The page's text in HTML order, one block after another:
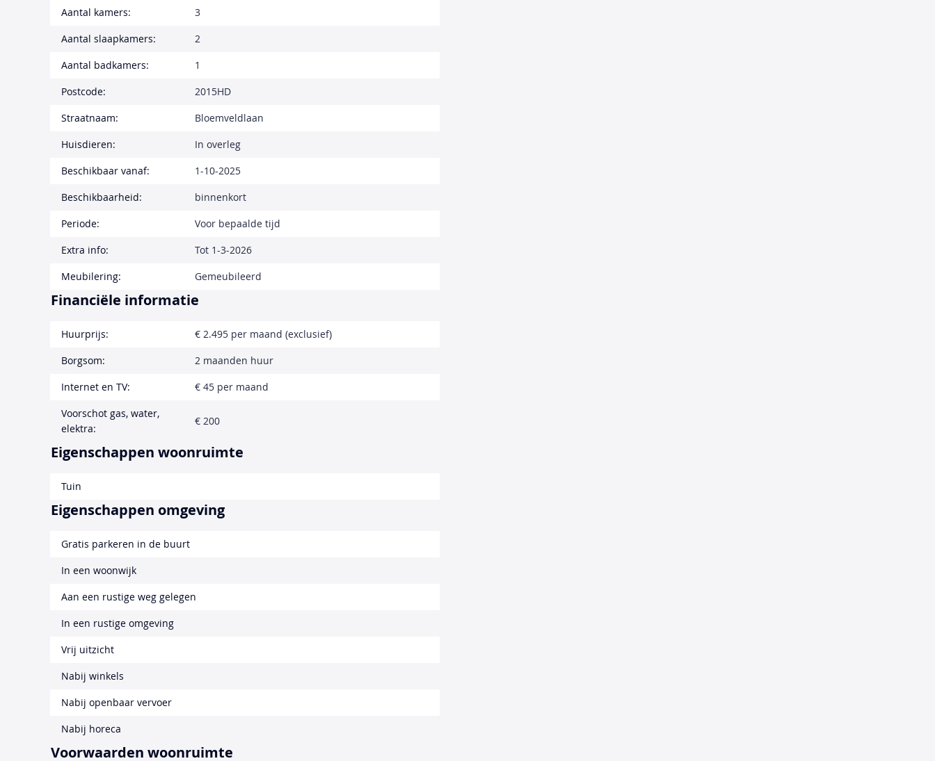
Aantal kamers:
3
Aantal slaapkamers:
2
Aantal badkamers:
1
Postcode:
2015HD
Straatnaam:
Bloemveldlaan
Huisdieren:
In overleg
Beschikbaar vanaf:
1-10-2025
Beschikbaarheid:
binnenkort
Periode:
Voor bepaalde tijd
Extra info:
Tot 1-3-2026
Meubilering:
Gemeubileerd
Financiële informatie
Huurprijs:
€ 2.495 per maand (exclusief)
Borgsom:
2 maanden huur
Internet en TV:
€ 45 per maand
Voorschot gas, water,
elektra:
€ 200
Eigenschappen woonruimte
Tuin
Eigenschappen omgeving
Gratis parkeren in de buurt
In een woonwijk
Aan een rustige weg gelegen
In een rustige omgeving
Vrij uitzicht
Nabij winkels
Nabij openbaar vervoer
Nabij horeca
Voorwaarden woonruimte